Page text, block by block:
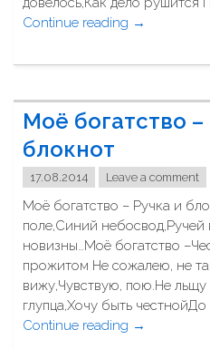
л
ч
о
б
л
к
а
"
Continue reading "
с
б
ы
с
о
ж
ж
е
н
о
→
Моё богатство –
блокнот
17.08.2014 Leave a comment
Моё богатство – Ручка и
поле,Синий небосвод,Ручей
новизны…Моё богатство
прожитом Не сожалею, не
вижу,Чувствую, пою.Не
глупца,Хочу быть честнойДо
Continue reading "→